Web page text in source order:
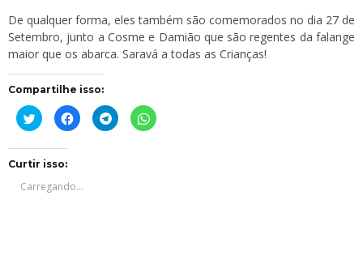
De qualquer forma, eles também são comemorados no dia 27 de
Setembro, junto a Cosme e Damião que são regentes da falange
maior que os abarca. Saravá a todas as Crianças!
Compartilhe isso:
Clique
para
compartilhar
em
janela)
Clique
para
compartilhar
janela)
Clique
para
compartilhar
Clique
para
Curtir isso:
Carregando...